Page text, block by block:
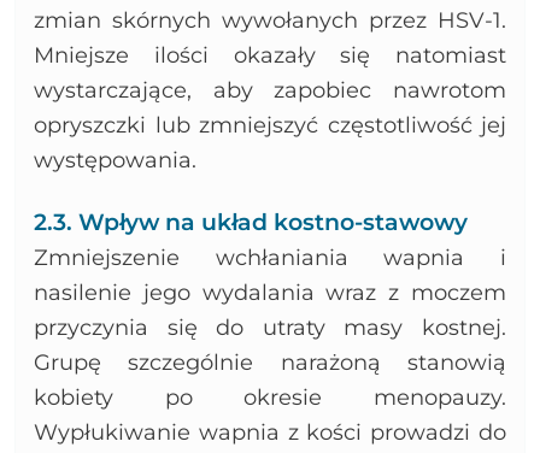
zmian skórnych wywołanych przez HSV-1.
Mniejsze ilości okazały się natomiast
wystarczające, aby zapobiec nawrotom
opryszczki lub zmniejszyć częstotliwość jej
występowania.
2.3. Wpływ na układ kostno-stawowy
Zmniejszenie wchłaniania wapnia i
nasilenie jego wydalania wraz z moczem
przyczynia się do utraty masy kostnej.
Grupę szczególnie narażoną stanowią
kobiety po okresie menopauzy.
Wypłukiwanie wapnia z kości prowadzi do